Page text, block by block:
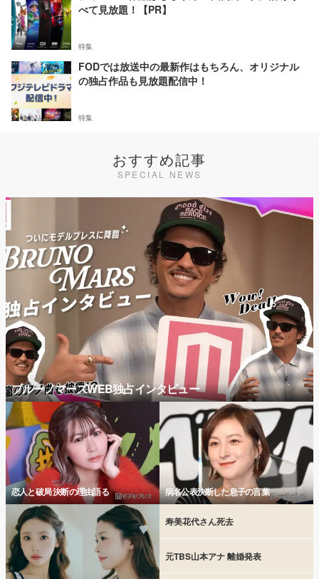
べて見放題！【PR】
特集
FODでは放送中の最新作はもちろん、オリジナル
の独占作品も見放題配信中！
特集
おすすめ記事
SPECIAL NEWS
ブルーノマーズWEB独占インタビュー
恋人と破局 決断の理由語る 病名公表決断した息子の言葉
寿美花代さん死去
元TBS山本アナ 離婚発表